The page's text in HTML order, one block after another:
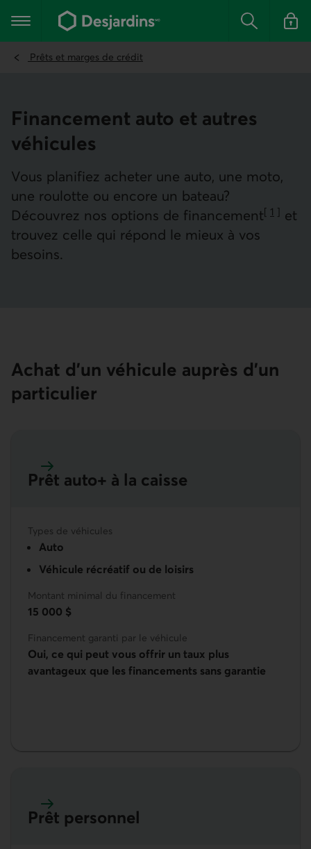
contenu
Menu principal Rechercher
Se
Prêts et marges de crédit
Finance­ment auto et autres
véhicules
Vous planifiez acheter une auto, une moto,
une roulotte ou encore un bateau?
Découvrez nos options de financement[ 1 ]
Aller à la
et
trouvez celle qui répond le mieux à vos
besoins.
Achat d’un véhicule auprès d’un
particulier
Prêt auto+ à la caisse
Types de véhicules
Auto
Véhicule récréatif ou de loisirs
Montant minimal du financement
15 000 $
Financement garanti par le véhicule
Oui, ce qui peut vous offrir un taux plus
avantageux que les financements sans garantie
En savoir plus sur le Prêt auto+ à la caisse
Prêt personnel
En savoir plus sur le Prêt personnel